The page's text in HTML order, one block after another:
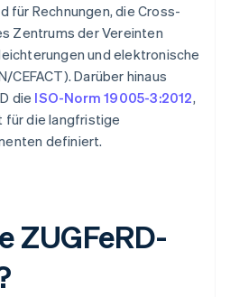
für Rechnungen, die Cross-
Zentrums der Vereinten
und elektronische
Darüber hinaus
die ISO-Norm 19005-3:2012,
für die langfristige
definiert.
ZUGFeRD-